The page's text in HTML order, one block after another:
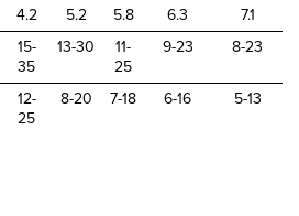
4.2 5.2 5.8 6.3
7.1
15-
35
13-30
11-
25
9-23 8-23
12-
25
8-20 7-18 6-16 5-13